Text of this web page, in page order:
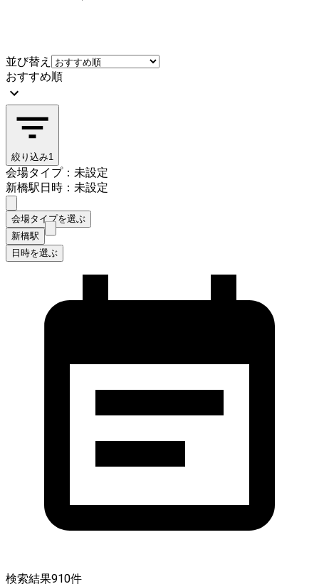
並び替え
おすすめ順
絞り込み1
会場タイプ：未設定
新橋駅日時：未設定
会場タイプを選ぶ
新橋駅
日時を選ぶ
検索結果910件